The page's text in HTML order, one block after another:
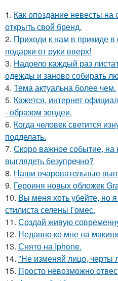
1. Как опоздание невесты на
открыть свой бренд.
2. Приходи к нам в прикиде в
подарки от руки вверх!
3. Надоело каждый раз
одежды и заново собирать
4. Тема актуальна более чем.
5. Кажется, интернет
- образом зендеи.
6. Когда человек светится
подделать.
7. Скоро важное событие, на
выглядеть безупречно?
8. Наши очаровательные
9. Героиня новых обложек
10. Вы меня хоть убейте, но
стилиста селены Гомес.
11. Создай живую
12. Недавно ко мне на
13. Снято на Iphone.
14. "Не изменяй лицо, черты
15. Просто невозможно